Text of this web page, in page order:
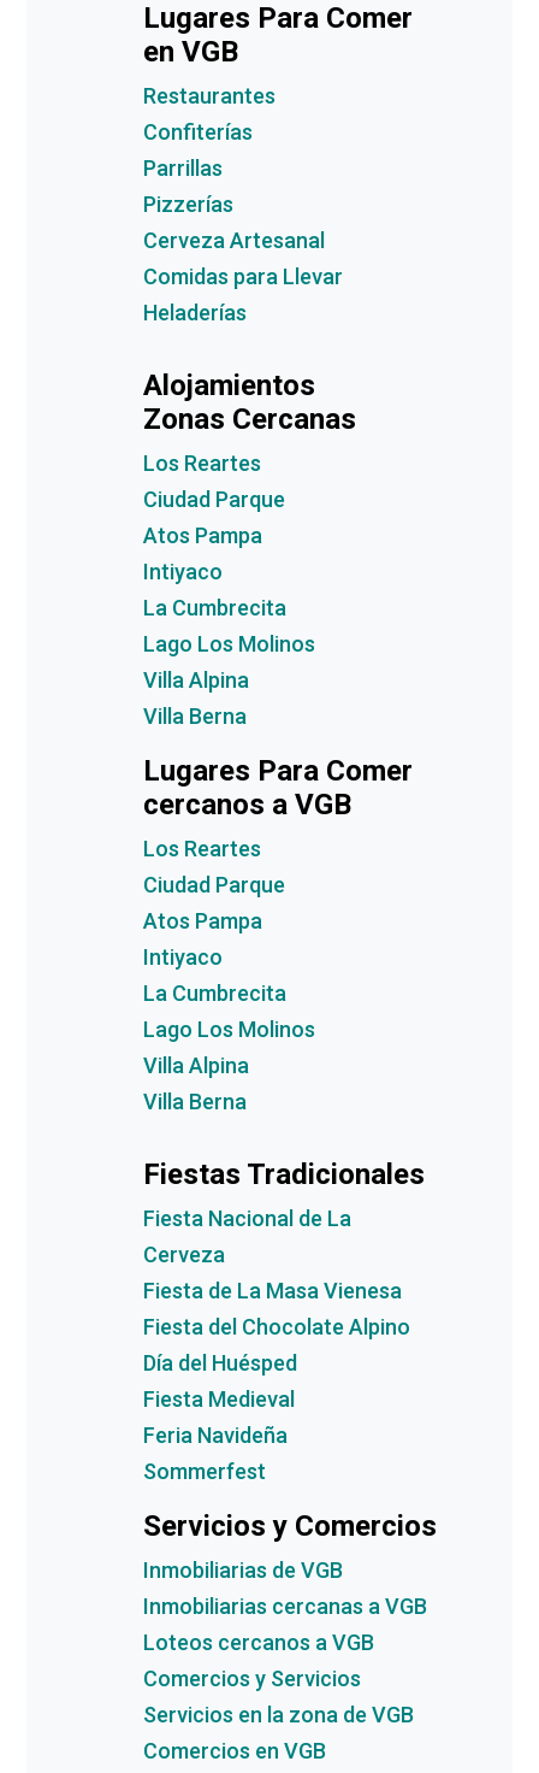
Lugares Para Comer
en VGB
Restaurantes
Confiterías
Parrillas
Pizzerías
Cerveza Artesanal
Comidas para Llevar
Heladerías
Alojamientos
Zonas Cercanas
Los Reartes
Ciudad Parque
Atos Pampa
Intiyaco
La Cumbrecita
Lago Los Molinos
Villa Alpina
Villa Berna
Lugares Para Comer
cercanos a VGB
Los Reartes
Ciudad Parque
Atos Pampa
Intiyaco
La Cumbrecita
Lago Los Molinos
Villa Alpina
Villa Berna
Fiestas Tradicionales
Fiesta Nacional de La
Cerveza
Fiesta de La Masa Vienesa
Fiesta del Chocolate Alpino
Día del Huésped
Fiesta Medieval
Feria Navideña
Sommerfest
Servicios y Comercios
Inmobiliarias de VGB
Inmobiliarias cercanas a VGB
Loteos cercanos a VGB
Comercios y Servicios
Servicios en la zona de VGB
Comercios en VGB